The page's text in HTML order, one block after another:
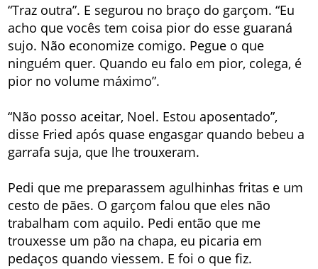
“Traz outra”. E segurou no braço do garçom. “Eu
acho que vocês tem coisa pior do esse guaraná
sujo. Não economize comigo. Pegue o que
ninguém quer. Quando eu falo em pior, colega, é
pior no volume máximo”.
“Não posso aceitar, Noel. Estou aposentado”,
disse Fried após quase engasgar quando bebeu a
garrafa suja, que lhe trouxeram.
Pedi que me preparassem agulhinhas fritas e um
cesto de pães. O garçom falou que eles não
trabalham com aquilo. Pedi então que me
trouxesse um pão na chapa, eu picaria em
pedaços quando viessem. E foi o que fiz.